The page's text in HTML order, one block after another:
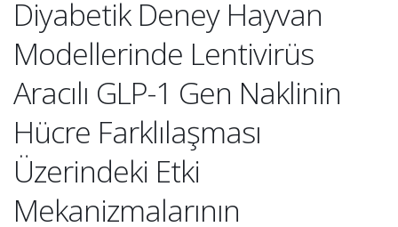
Diyabetik Deney Hayvan
Modellerinde Lentivirüs
Aracılı GLP-1 Gen Naklinin
Hücre Farklılaşması
Üzerindeki Etki
Mekanizmalarının